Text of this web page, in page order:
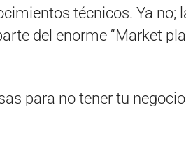
técnicos. Ya no;
del enorme “Market
para no tener tu